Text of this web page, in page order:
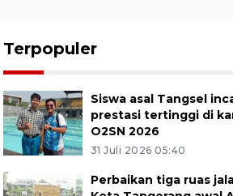
Terpopuler
Siswa asal Tangsel
prestasi tertinggi di
O2SN 2026
31 Juli 2026 05:40
Perbaikan tiga ruas